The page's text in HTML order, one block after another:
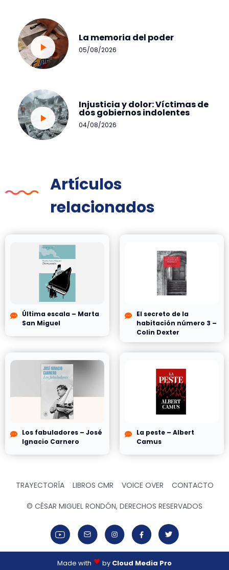
La memoria del poder
05/08/2026
Injusticia y dolor: Víctimas de
dos gobiernos indolentes
04/08/2026
Artículos
relacionados
Última escala – Marta
San Miguel
El secreto de la
habitación número 3 –
Colin Dexter
Los fabuladores – José
Ignacio Carnero
La peste – Albert
Camus
TRAYECTORÍA LIBROS CMR VOICE OVER CONTACTO
© CÉSAR MIGUEL RONDÓN, DERECHOS RESERVADOS
Made with by Cloud Media Pro